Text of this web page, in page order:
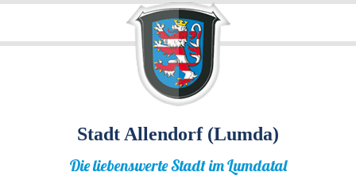
Stadt Allendorf (Lumda)
Die liebenswerte Stadt im Lumdatal